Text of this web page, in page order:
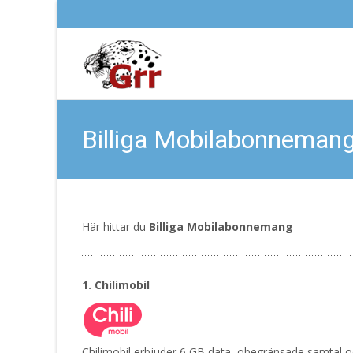
Billiga
Här hittar du Billiga Mobilabonnemang
1. Chilimobil